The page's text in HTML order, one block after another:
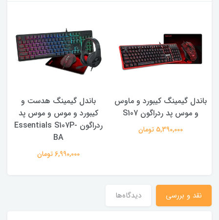
باندل گیمینگ هدست و
کیبورد و موس و موس پد
ردراگون Essentials S107P-
ست جدید گیمینگ
Redragon مدل S101-BA-3
به همراه کیبورد ، ماوس ،
هدفون و ماوس پد
7,550,000 تومان
نقد و بررسی دیدگاه‌ها